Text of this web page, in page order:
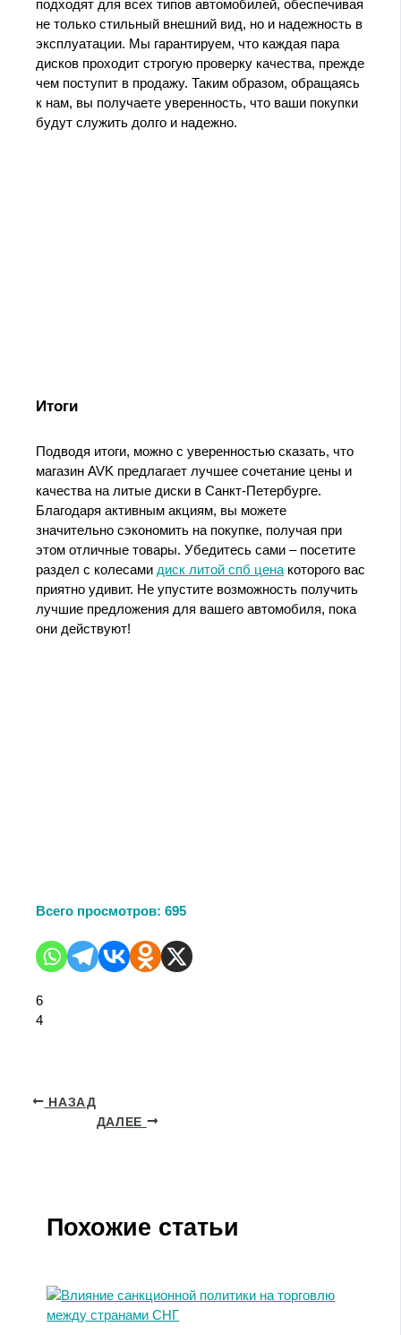
подходят для всех типов автомобилей, обеспечивая
не только стильный внешний вид, но и надежность в
эксплуатации. Мы гарантируем, что каждая пара
дисков проходит строгую проверку качества, прежде
чем поступит в продажу. Таким образом, обращаясь
к нам, вы получаете уверенность, что ваши покупки
будут служить долго и надежно.
Итоги
Подводя итоги, можно с уверенностью сказать, что
магазин AVK предлагает лучшее сочетание цены и
качества на литые диски в Санкт-Петербурге.
Благодаря активным акциям, вы можете
значительно сэкономить на покупке, получая при
этом отличные товары. Убедитесь сами – посетите
раздел с колесами диск литой спб ценакоторого вас
приятно удивит. Не упустите возможность получить
лучшие предложения для вашего автомобиля, пока
они действуют!
Всего просмотров: 695
6
4
НАЗАД
ДАЛЕЕ
Похожие статьи